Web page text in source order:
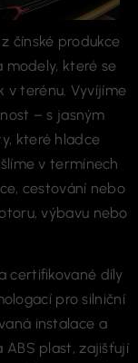
čínské produkce
modely, které se
v terénu. Vyvíjíme
– s jasným
které hladce
v termínech
cestování nebo
výbavu nebo
certifikované díly
pro silniční
instalace a
ABS plast, zajišťují